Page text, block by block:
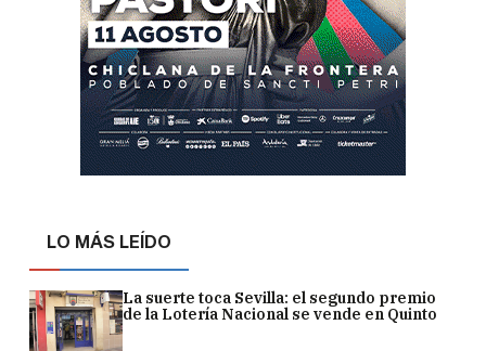
LO MÁS LEÍDO
La suerte toca Sevilla: el segundo premio
de la Lotería Nacional se vende en Quinto